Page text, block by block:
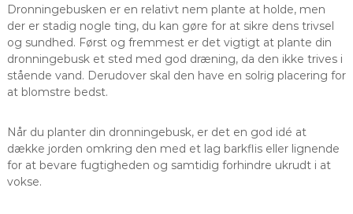
Dronningebusken er en relativt nem plante at holde, men
der er stadig nogle ting, du kan gøre for at sikre dens trivsel
og sundhed. Først og fremmest er det vigtigt at plante din
dronningebusk et sted med god dræning, da den ikke trives i
stående vand. Derudover skal den have en solrig placering for
at blomstre bedst.
Når du planter din dronningebusk, er det en god idé at
dække jorden omkring den med et lag barkflis eller lignende
for at bevare fugtigheden og samtidig forhindre ukrudt i at
vokse.